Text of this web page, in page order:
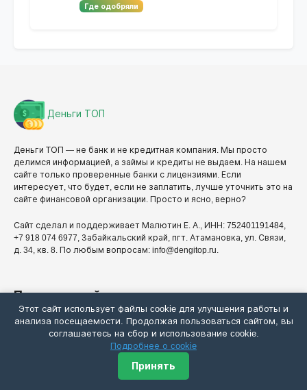
Где одобряли
Деньги ТОП
Деньги ТОП — не банк и не кредитная компания. Мы просто
делимся информацией, а займы и кредиты не выдаем. На нашем
сайте только проверенные банки с лицензиями. Если
интересует, что будет, если не заплатить, лучше уточнить это на
сайте финансовой организации. Просто и ясно, верно?
Сайт сделал и поддерживает Малютин Е. А., ИНН: 752401191484,
+7 918 074 6977, Забайкальский край, пгт. Атамановка, ул. Связи,
д. 34, кв. 8. По любым вопросам: info@dengitop.ru.
Получить займ
Все займы
Этот сайт использует файлы cookie для улучшения работы и
анализа посещаемости. Продолжая пользоваться сайтом, вы
соглашаетесь на сбор и использование cookie.
Подробнее о cookie
Принять